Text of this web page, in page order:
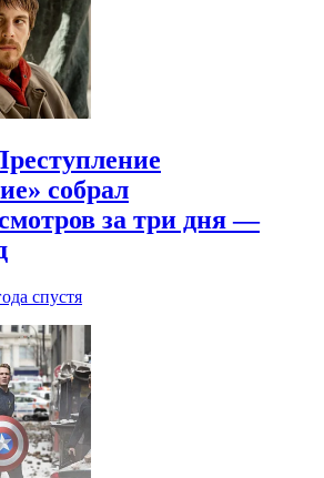
собрал
за три дня —
спустя